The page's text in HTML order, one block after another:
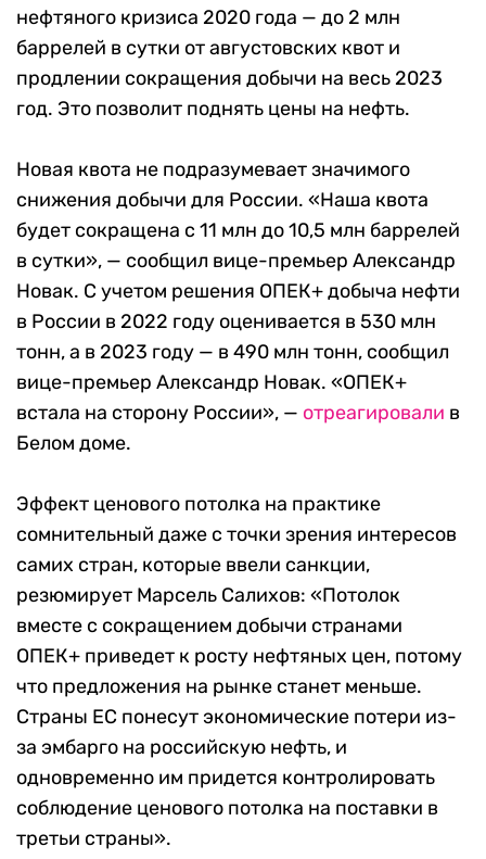
нефтяного кризиса 2020 года — до 2 млн
баррелей в сутки от августовских квот и
продлении сокращения добычи на весь 2023
год. Это позволит поднять цены на нефть.
Новая квота не подразумевает значимого
снижения добычи для России. «Наша квота
будет сокращена с 11 млн до 10,5 млн баррелей
в сутки», — сообщил вице-премьер Александр
Новак. С учетом решения ОПЕК+ добыча нефти
в России в 2022 году оценивается в 530 млн
тонн, а в 2023 году — в 490 млн тонн, сообщил
вице-премьер Александр Новак. «ОПЕК+
встала на сторону России», — отреагировали в
Белом доме.
Эффект ценового потолка на практике
сомнительный даже с точки зрения интересов
самих стран, которые ввели санкции,
резюмирует Марсель Салихов: «Потолок
вместе с сокращением добычи странами
ОПЕК+ приведет к росту нефтяных цен, потому
что предложения на рынке станет меньше.
Страны ЕС понесут экономические потери из-
за эмбарго на российскую нефть, и
одновременно им придется контролировать
соблюдение ценового потолка на поставки в
третьи страны».